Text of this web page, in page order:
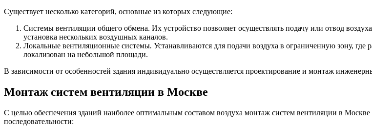
Существует несколько категорий, основные из которых следующие:
Системы вентиляции общего обмена. Их устройство позволяет осуществлять подачу или отвод
установка нескольких воздушных каналов.
Локальные вентиляционные системы. Устанавливаются для подачи воздуха в ограниченную зону, где
локализован на небольшой площади.
В зависимости от особенностей здания индивидуально осуществляется проектирование и монтаж
Монтаж систем вентиляции в Москве
С целью обеспечения зданий наиболее оптимальным составом воздуха монтаж систем вентиляции в
последовательности: